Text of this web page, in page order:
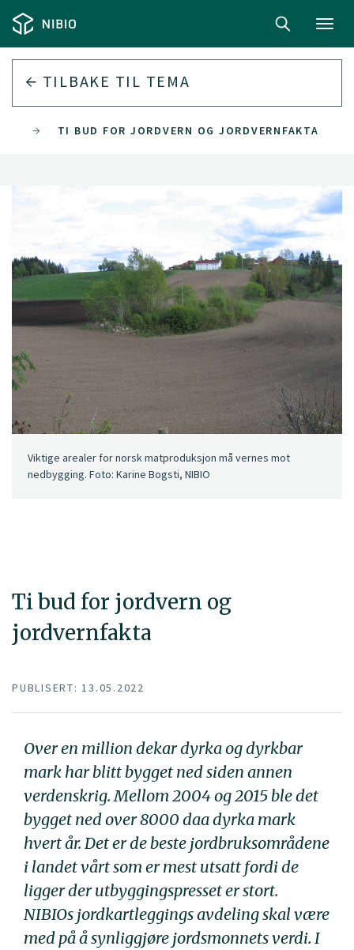
TILBAKE TIL TEMA
TI BUD FOR JORDVERN OG JORDVERNFAKTA
Ti bud for jordvern og
jordvernfakta
Viktige arealer for norsk matproduksjon må vernes mot
nedbygging. Foto: Karine Bogsti, NIBIO
PUBLISERT: 13.05.2022
Over en million dekar dyrka og dyrkbar
mark har blitt bygget ned siden annen
verdenskrig. Mellom 2004 og 2015 ble det
bygget ned over 8000 daa dyrka mark
hvert år. Det er de beste jordbruksområdene
i landet vårt som er mest utsatt fordi de
ligger der utbyggingspresset er stort.
NIBIOs jordkartleggings avdeling skal være
med på å synliggjøre jordsmonnets verdi. I